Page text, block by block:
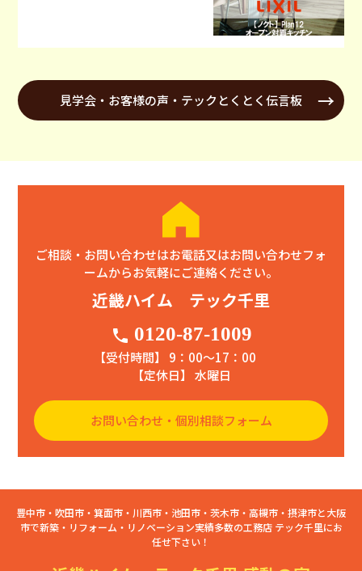
見学会・お客様の声・テックとくとく伝言板
ご相談・お問い合わせはお電話又はお問い合わせフォ
ームからお気軽にご連絡ください。
近畿ハイム テック千里
phone 0120-87-1009
【受付時間】 9：00〜17：00
【定休日】 水曜日
お問い合わせ・個別相談フォーム
豊中市・吹田市・箕面市・川西市・池田市・茨木市・高槻市・摂津市と大阪
市で新築・リフォーム・リノベーション実績多数の工務店 テック千里にお
任せ下さい！